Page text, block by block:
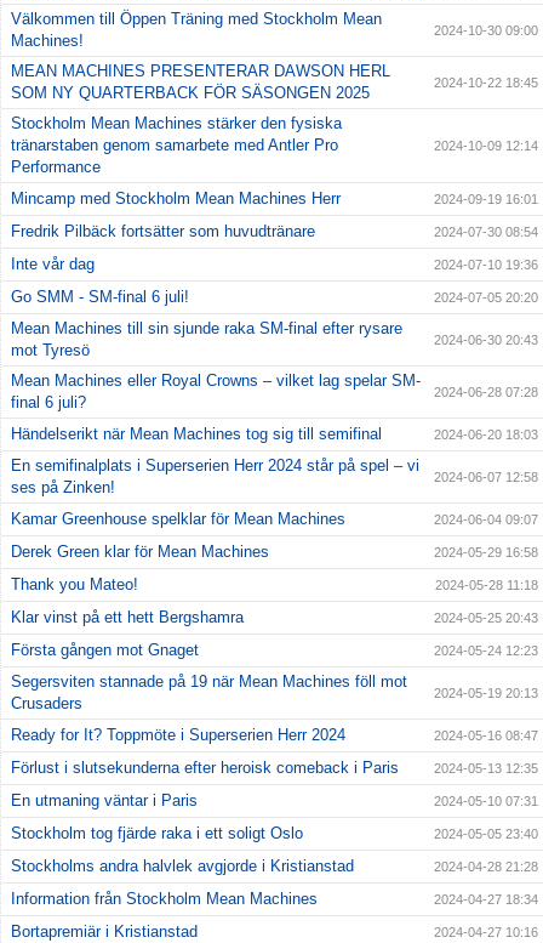
Välkommen till Öppen Träning med Stockholm Mean
Machines!
2024-10-30 09:00
MEAN MACHINES PRESENTERAR DAWSON HERL
SOM NY QUARTERBACK FÖR SÄSONGEN 2025
2024-10-22 18:45
Stockholm Mean Machines stärker den fysiska
tränarstaben genom samarbete med Antler Pro
Performance
2024-10-09 12:14
Mincamp med Stockholm Mean Machines Herr 2024-09-19 16:01
Fredrik Pilbäck fortsätter som huvudtränare 2024-07-30 08:54
Inte vår dag 2024-07-10 19:36
Go SMM - SM-final 6 juli! 2024-07-05 20:20
Mean Machines till sin sjunde raka SM-final efter rysare
mot Tyresö
2024-06-30 20:43
Mean Machines eller Royal Crowns – vilket lag spelar SM-
final 6 juli?
2024-06-28 07:28
Händelserikt när Mean Machines tog sig till semifinal 2024-06-20 18:03
En semifinalplats i Superserien Herr 2024 står på spel – vi
ses på Zinken!
2024-06-07 12:58
Kamar Greenhouse spelklar för Mean Machines 2024-06-04 09:07
Derek Green klar för Mean Machines 2024-05-29 16:58
Thank you Mateo! 2024-05-28 11:18
Klar vinst på ett hett Bergshamra 2024-05-25 20:43
Första gången mot Gnaget 2024-05-24 12:23
Segersviten stannade på 19 när Mean Machines föll mot
Crusaders
2024-05-19 20:13
Ready for It? Toppmöte i Superserien Herr 2024 2024-05-16 08:47
Förlust i slutsekunderna efter heroisk comeback i Paris 2024-05-13 12:35
En utmaning väntar i Paris 2024-05-10 07:31
Stockholm tog fjärde raka i ett soligt Oslo 2024-05-05 23:40
Stockholms andra halvlek avgjorde i Kristianstad 2024-04-28 21:28
Information från Stockholm Mean Machines 2024-04-27 18:34
Bortapremiär i Kristianstad 2024-04-27 10:16